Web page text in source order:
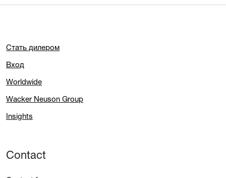
Стать дилером
Вход
Worldwide
Wacker Neuson Group
Insights
Contact